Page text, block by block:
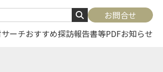
お問合せ
ーチおすすめ探訪報告書等PDFお知らせ